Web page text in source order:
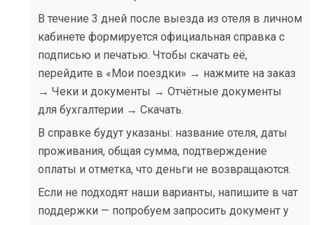
В течение 3 дней после выезда из отеля в личном
кабинете формируется официальная справка с
подписью и печатью. Чтобы скачать её,
перейдите в «Мои поездки» → нажмите на заказ
→ Чеки и документы → Отчётные документы
для бухгалтерии → Скачать.
В справке будут указаны: название отеля, даты
проживания, общая сумма, подтверждение
оплаты и отметка, что деньги не возвращаются.
Если не подходят наши варианты, напишите в чат
поддержки — попробуем запросить документ у